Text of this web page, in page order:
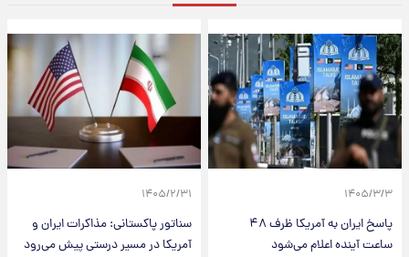
۱۴۰۵/۳/۳
پاسخ ایران به آمریکا ظرف ۴۸
ساعت آینده اعلام می‌شود
۱۴۰۵/۲/۳۱
سناتور پاکستانی: مذاکرات ایران و
آمریکا در مسیر درستی پیش می‌رود